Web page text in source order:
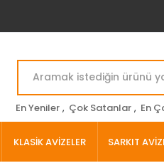
En Yeniler , Çok Satanlar , En
KLASİK AVİZELER SARKIT